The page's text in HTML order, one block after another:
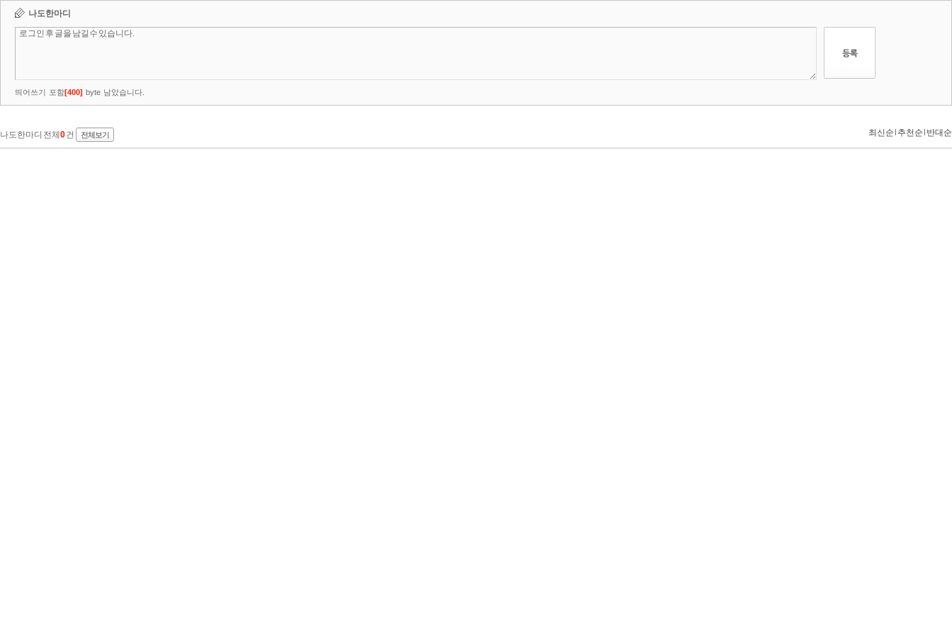
나도한마디
띄어쓰기 포함[400] byte 남았습니다.
나도한마디 전체 0건 전체보기 최신순 추천순 반대순